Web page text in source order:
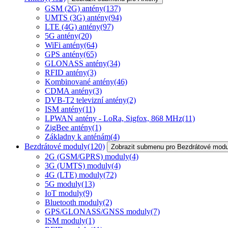
GSM (2G) antény(137)
UMTS (3G) antény(94)
LTE (4G) antény(97)
5G antény(20)
WiFi antény(64)
GPS antény(65)
GLONASS antény(34)
RFID antény(3)
Kombinované antény(46)
CDMA antény(3)
DVB-T2 televizní antény(2)
ISM antény(11)
LPWAN antény - LoRa, Sigfox, 868 MHz(11)
ZigBee antény(1)
Základny k anténám(4)
Bezdrátové moduly(120) Zobrazit submenu pro Bezdrátové
2G (GSM/GPRS) moduly(4)
3G (UMTS) moduly(4)
4G (LTE) moduly(72)
5G moduly(13)
IoT moduly(9)
Bluetooth moduly(2)
GPS/GLONASS/GNSS moduly(7)
ISM moduly(1)